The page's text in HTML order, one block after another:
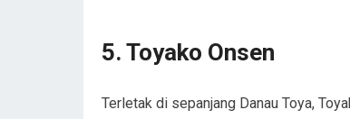
5. Toyako Onsen
Terletak di sepanjang Danau Toya,